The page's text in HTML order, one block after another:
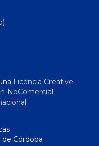
Licencia Creative
NoComercial-
.
Córdoba